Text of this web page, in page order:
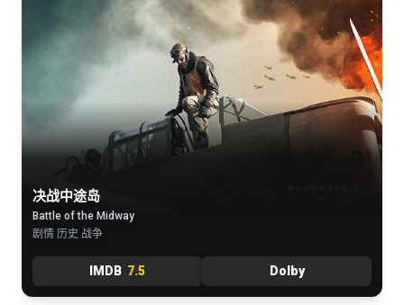
决战中途岛
Battle of the Midway
剧情 历史 战争
IMDB 7.5 Dolby